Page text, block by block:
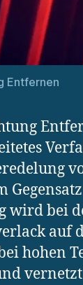
Entfernen
wird bei
auf
hohen